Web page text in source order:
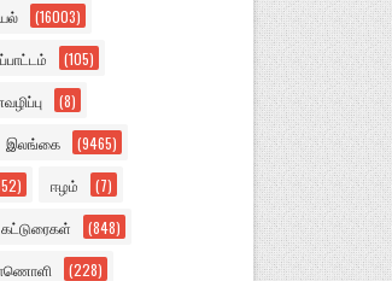
(16003)
(105)
(8)
இலங்கை (9465)
ஈழம் (7)
கட்டுரைகள் (848)
(228)